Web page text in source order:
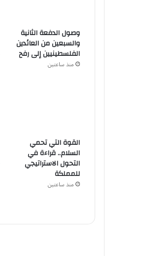
وصول الدفعة الثانية
والسبعين من العائدين
الفلسطينيين إلى رفح
منذ ساعتين
القوة التي تحمي
السلام.. قراءة في
التحول الاستراتيجي
للمملكة
منذ ساعتين